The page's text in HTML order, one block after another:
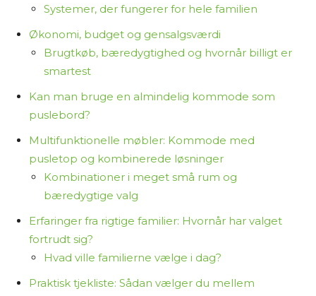
Systemer, der fungerer for hele familien
Økonomi, budget og gensalgsværdi
Brugtkøb, bæredygtighed og hvornår billigt er
smartest
Kan man bruge en almindelig kommode som
puslebord?
Multifunktionelle møbler: Kommode med
pusletop og kombinerede løsninger
Kombinationer i meget små rum og
bæredygtige valg
Erfaringer fra rigtige familier: Hvornår har valget
fortrudt sig?
Hvad ville familierne vælge i dag?
Praktisk tjekliste: Sådan vælger du mellem